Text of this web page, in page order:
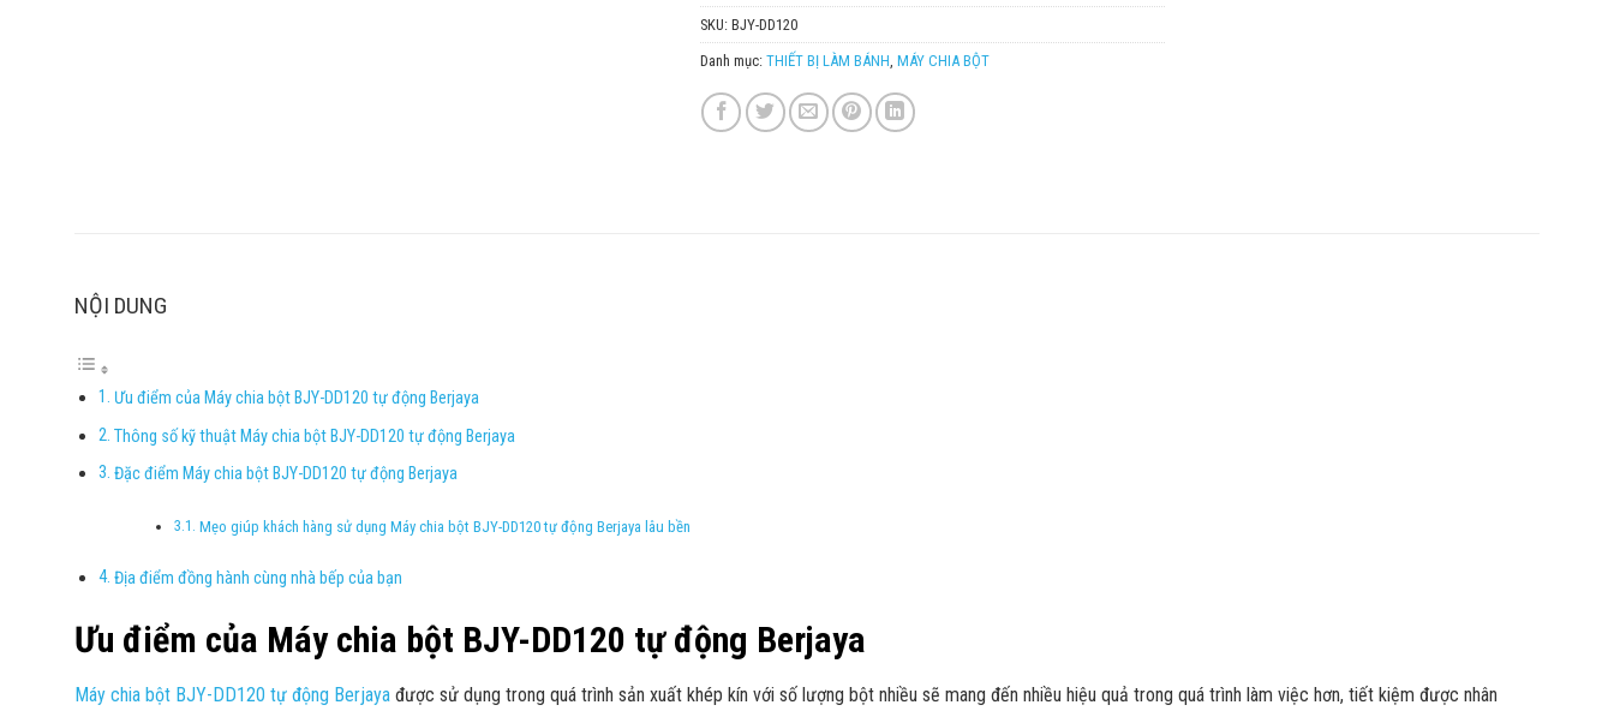
SKU: BJY-DD120
Danh mục: THIẾT BỊ LÀM BÁNH MÁY CHIA BỘT
NỘI DUNG
Ưu điểm của Máy chia bột BJY-DD120 tự động Berjaya
Thông số kỹ thuật Máy chia bột BJY-DD120 tự động Berjaya
Đặc điểm Máy chia bột BJY-DD120 tự động Berjaya
Mẹo giúp khách hàng sử dụng Máy chia bột BJY-DD120 tự động Berjaya lâu bền
Địa điểm đồng hành cùng nhà bếp của bạn
Ưu điểm của Máy chia bột BJY-DD120 tự động Berjaya
Máy chia bột BJY-DD120 tự động Berjaya được sử dụng trong quá trình sản xuất khép kín với số lượng bột nhiều sẽ mang đến nhiều hiệu quả trong quá trình làm việc hơn, tiết kiệm được nhân